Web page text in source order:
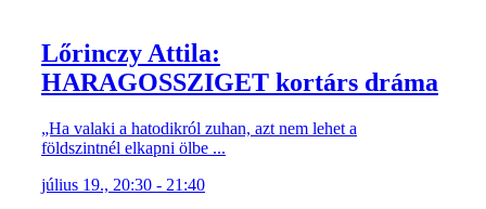
Lőrinczy Attila:
HARAGOSSZIGET kortárs dráma
„Ha valaki a hatodikról zuhan, azt nem lehet a
földszintnél elkapni ölbe ...
július 19., 20:30 - 21:40